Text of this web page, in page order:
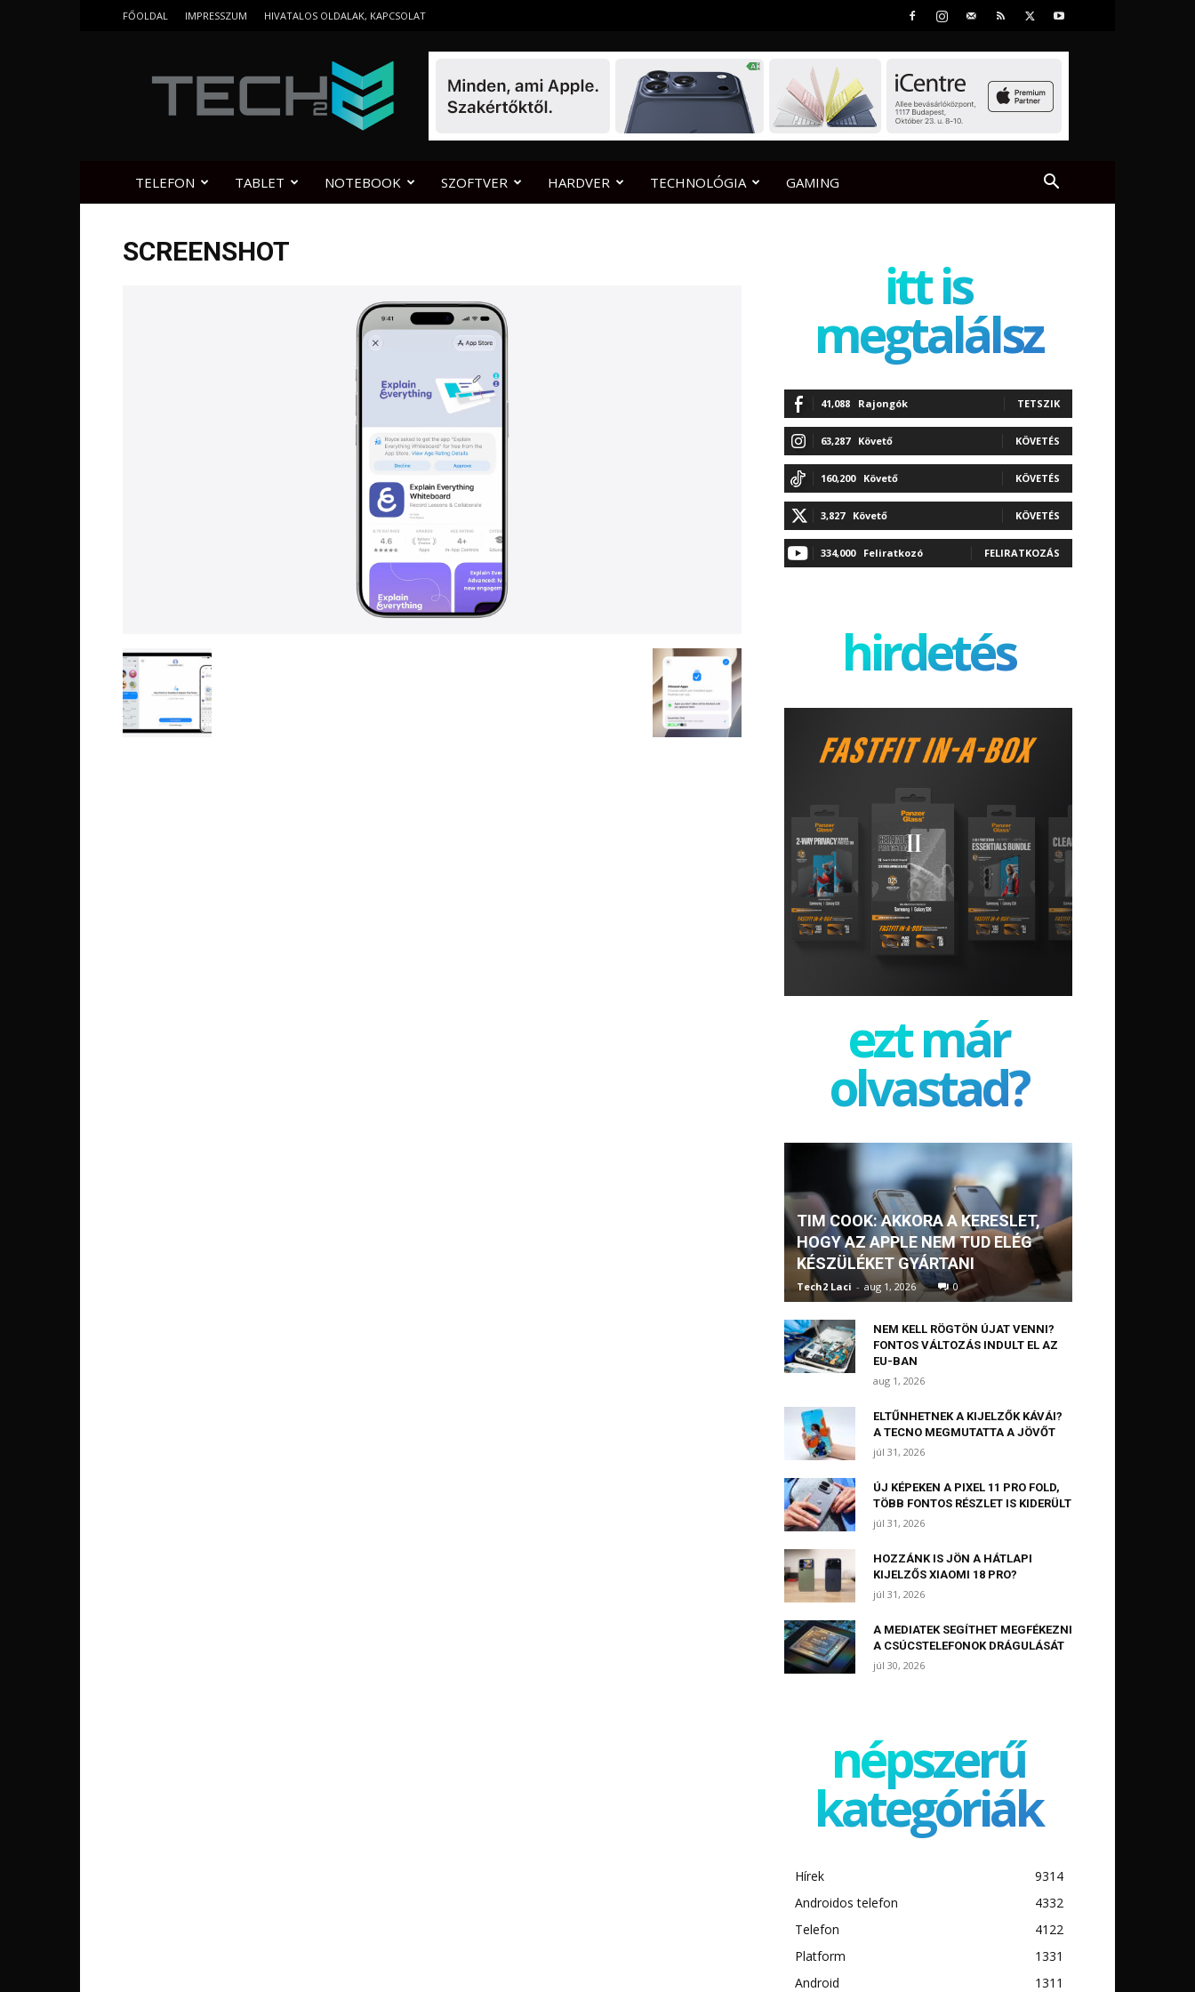
FŐOLDAL IMPRESSZUM HIVATALOS OLDALAK, KAPCSOLAT
TELEFON TABLET NOTEBOOK SZOFTVER HARDVER TECHNOLÓGIA GAMING
SCREENSHOT
itt is
megtalálsz
41,088 Rajongók TETSZIK
63,287 Követő KÖVETÉS
160,200 Követő KÖVETÉS
3,827 Követő KÖVETÉS
334,000 Feliratkozó FELIRATKOZÁS
hirdetés
ezt már
olvastad?
TIM COOK: AKKORA A KERESLET,
HOGY AZ APPLE NEM TUD ELÉG
KÉSZÜLÉKET GYÁRTANI
Tech2 Laci - aug 1, 2026 0
NEM KELL RÖGTÖN ÚJAT VENNI?
FONTOS VÁLTOZÁS INDULT EL AZ
EU-BAN
aug 1, 2026
ELTŰNHETNEK A KIJELZŐK KÁVÁI?
A TECNO MEGMUTATTA A JÖVŐT
júl 31, 2026
ÚJ KÉPEKEN A PIXEL 11 PRO FOLD,
TÖBB FONTOS RÉSZLET IS KIDERÜLT
júl 31, 2026
HOZZÁNK IS JÖN A HÁTLAPI
KIJELZŐS XIAOMI 18 PRO?
júl 31, 2026
A MEDIATEK SEGÍTHET MEGFÉKEZNI
A CSÚCSTELEFONOK DRÁGULÁSÁT
júl 30, 2026
népszerű
kategóriák
Hírek
9314
Androidos telefon
4332
Telefon
4122
Platform
1331
Android
1311